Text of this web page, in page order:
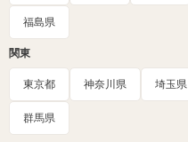
福島県
関東
東京都 神奈川県 埼玉県
群馬県